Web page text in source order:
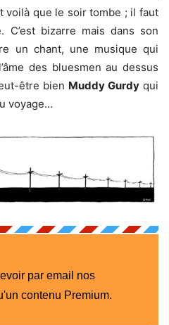
voilà que le soir tombe ; il faut
C’est bizarre mais dans son
un chant, une musique qui
des bluesmen au dessus
être bien Muddy Gurdy qui
voyage…
par email nos
contenu Premium.